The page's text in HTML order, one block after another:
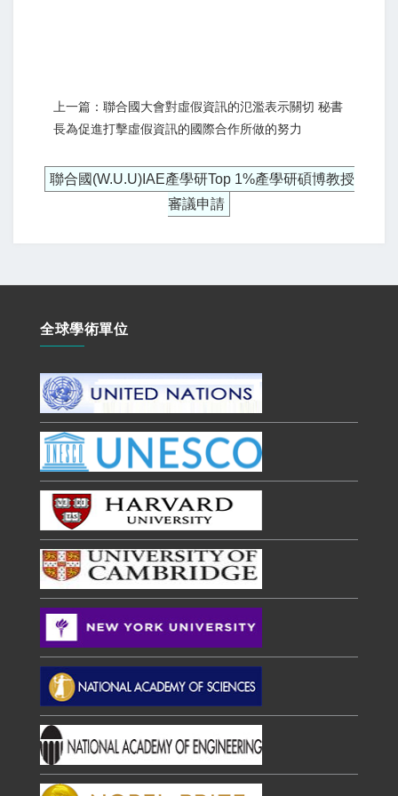
上一篇：聯合國大會對虛假資訊的氾濫表示關切 秘書
長為促進打擊虛假資訊的國際合作所做的努力
聯合國(W.U.U)IAE產學研Top 1%產學研碩博教授
審議申請
全球學術單位